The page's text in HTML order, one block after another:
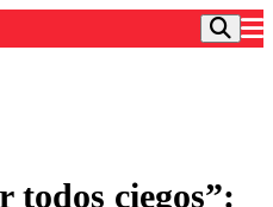
todos ciegos”: